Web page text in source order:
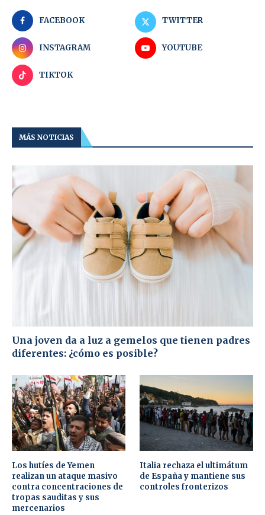
FACEBOOK TWITTER
INSTAGRAM YOUTUBE
TIKTOK
MÁS NOTICIAS
Una joven da a luz a gemelos que tienen padres
diferentes: ¿cómo es posible?
Los hutíes de Yemen
realizan un ataque masivo
contra concentraciones de
tropas sauditas y sus
mercenarios
Italia rechaza el ultimátum
de España y mantiene sus
controles fronterizos